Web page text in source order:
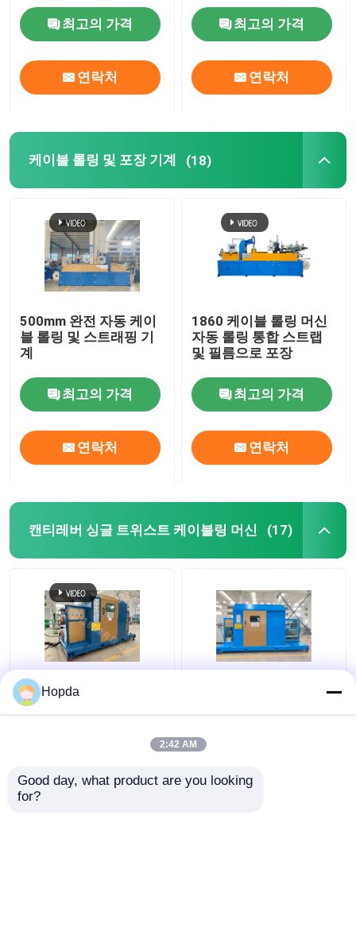
부 포장을 위해
최고의 가격
연락처
최고의 가격
연락처
케이블 롤링 및 포장 기계 (18)
500mm 완전 자동 케이
블 롤링 및 스트래핑 기
계
최고의 가격
연락처
1860 케이블 롤링 머신
자동 롤링 통합 스트랩
및 필름으로 포장
최고의 가격
연락처
캔티레버 싱글 트위스트 케이블링 머신 (17)
630mm 캔티레버 싱글
트위스트 케이블링 머신
Hopda
2:42 AM
Good day, what product are you looking
for?